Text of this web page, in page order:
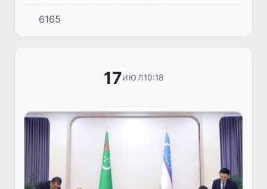
халқининг миллий етакчиси, Туркманистон
Халқ Маслаҳати Раиси Гурбангули
Бердимуҳамедов билан телефон орқали...
6165
17ИЮЛ10:18